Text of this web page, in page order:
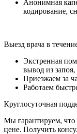
Анонимная
кодирование,
Выезд врача в
Экстренная
вывод из
Приезжаем за
Работаем
Круглосуточная
Мы гарантируем, что
цене. Получить